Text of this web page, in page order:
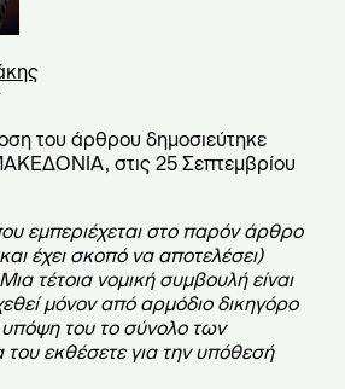
του άρθρου δημοσιεύτηκε
στις 25 Σεπτεμβρίου
εμπεριέχεται στο παρόν άρθρο
έχει σκοπό να αποτελέσει)
τέτοια νομική συμβουλή είναι
μόνον από αρμόδιο δικηγόρο
του το σύνολο των
εκθέσετε για την υπόθεσή